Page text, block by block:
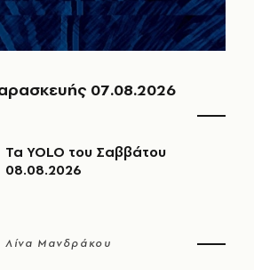
07.08.2026
Τα YOLO του Σαββάτου
08.08.2026
Λίνα Μανδράκου